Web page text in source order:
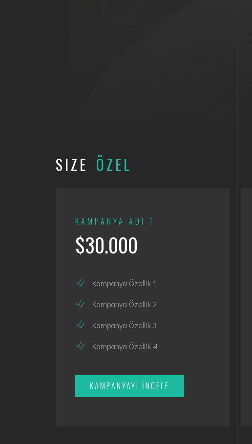
SIZE ÖZEL
KAMPANYA ADI 1
$30.000
Kampanya Özellik 1
Kampanya Özellik 2
Kampanya Özellik 3
Kampanya Özellik 4
KAMPANYAYI İNCELE